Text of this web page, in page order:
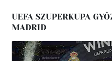
UEFA SZUPERKUPA
MADRID